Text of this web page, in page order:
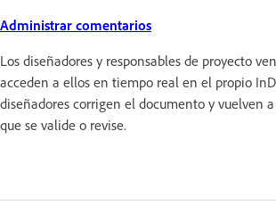
Administrar comentarios
Los diseñadores y responsables de proyecto
acceden a ellos en tiempo real en el propio
diseñadores corrigen el documento y vuelven
que se valide o revise.